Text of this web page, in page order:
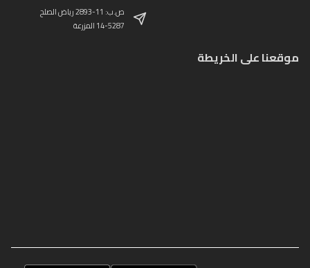
ص.ب: 11-2893 رياض الصلح
14-5287 المزرعة
موقعنا على الخريطة